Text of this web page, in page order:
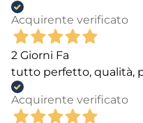
Acquirente verificato
2 Giorni Fa
tutto perfetto, qualità,
Acquirente verificato